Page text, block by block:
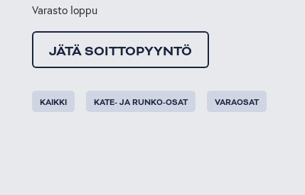
Varasto loppu
JÄTÄ SOITTOPYYNTÖ
KAIKKI KATE- JA RUNKO-OSAT VARAOSAT